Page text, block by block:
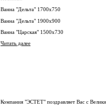
Ванна "Дельта" 1700х750
Ванна "Дельта" 1900х900
Ванна "Царская" 1500х730
Читать далее
Компания "ЭСТЕТ" поздравляет Вас с